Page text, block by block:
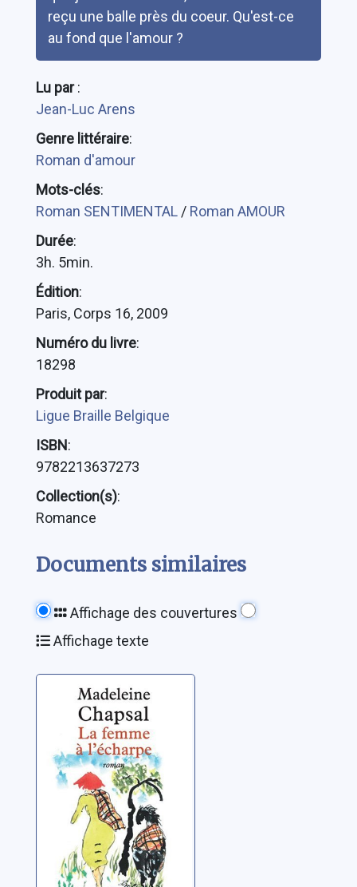
reçu une balle près du coeur. Qu'est-ce
au fond que l'amour ?
Lu par:
Jean-Luc Arens
Genre littéraire:
Roman d'amour
Mots-clés:
Roman SENTIMENTAL / Roman AMOUR
Durée:
3h. 5min.
Édition:
Paris, Corps 16, 2009
Numéro du livre:
18298
Produit par:
Ligue Braille Belgique
ISBN:
9782213637273
Collection(s):
Romance
Documents similaires
Affichage des couvertures
Affichage texte
La femme à
l'écharpe: roman
Chapsal, Madeleine